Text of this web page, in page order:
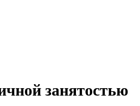
занятостью